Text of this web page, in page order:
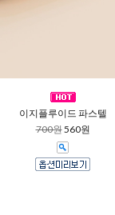
이지플루이드 파스텔
700원560원